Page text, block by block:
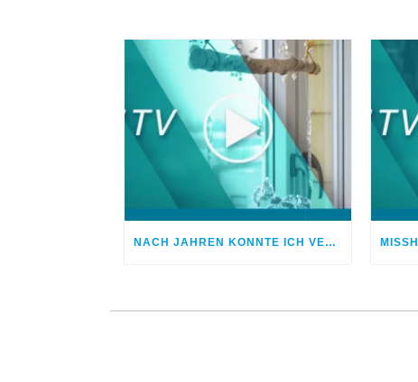
NACH JAHREN KONNTE ICH VERGEBEN